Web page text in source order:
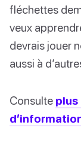
fléchettes
veux
devrais jouer
aussi à
Consulte